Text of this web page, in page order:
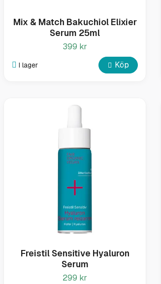
Mix & Match Bakuchiol Elixier
Serum 25ml
399 kr
I lager Köp
Freistil Sensitive Hyaluron
Serum
299 kr